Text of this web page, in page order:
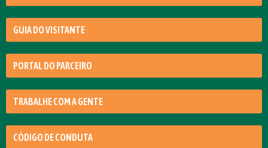
GUIA DO VISITANTE
PORTAL DO PARCEIRO
TRABALHE COM A GENTE
CÓDIGO DE CONDUTA